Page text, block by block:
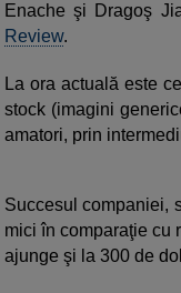
Enache şi Dragoş
Review.
La ora actuală este
stock (imagini
amatori, prin
Succesul companiei,
mici în comparaţie cu
ajunge şi la 300 de